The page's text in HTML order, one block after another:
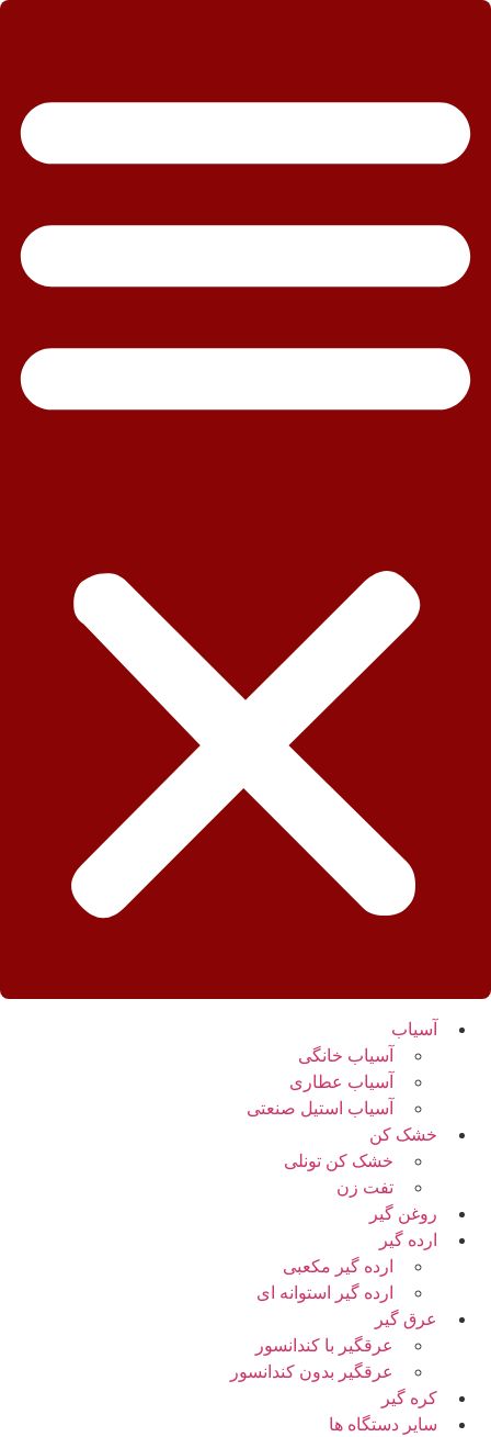
پرش
آسیاب
آسیاب خانگی
آسیاب عطاری
آسیاب استیل صنعتی
خشک کن
خشک کن تونلی
تفت زن
روغن گیر
ارده گیر
ارده گیر مکعبی
ارده گیر استوانه ای
عرق گیر
عرقگیر با کندانسور
عرقگیر بدون کندانسور
کره گیر
سایر دستگاه ها